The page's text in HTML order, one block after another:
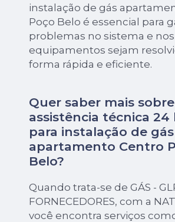
instalação de gás
Poço Belo é essencial para
problemas no sistema e nos
equipamentos sejam
forma rápida e eficiente.
Quer saber mais sobre
assistência técnica 24
para instalação de gás
apartamento Centro
Belo?
Quando trata-se de GÁS -
FORNECEDORES, com a
você encontra serviços